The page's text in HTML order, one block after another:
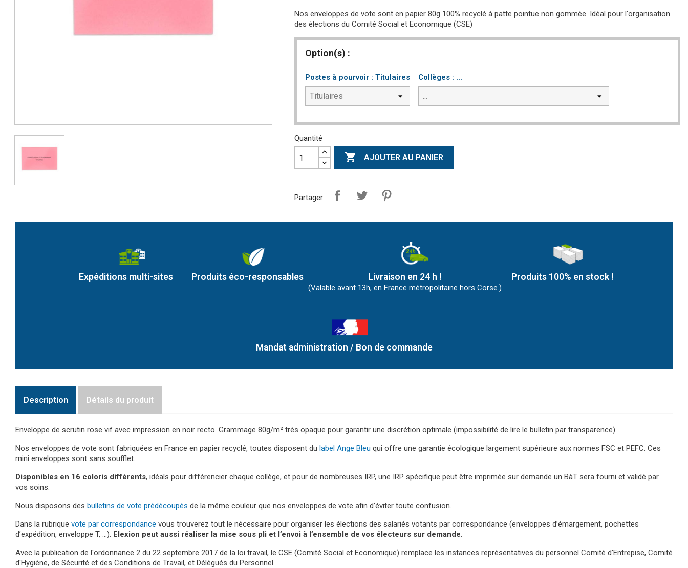
Nos enveloppes de vote sont en papier 80g 100% recyclé à patte pointue non gommée. Idéal pour l'organisation
des élections du Comité Social et Economique (CSE)
Option(s) :
Postes à pourvoir : Titulaires Collèges : ...
Quantité
 AJOUTER AU PANIER
Partager
Expéditions multi-sites Produits éco-responsables Livraison en 24 h !
(Valable avant 13h, en France métropolitaine hors Corse.)
Produits 100% en stock !
Mandat administration / Bon de commande
Description Détails du produit
Enveloppe de scrutin rose vif avec impression en noir recto. Grammage 80g/m² très opaque pour garantir une discrétion optimale (impossibilité de lire le bulletin par transparence).
Nos enveloppes de vote sont fabriquées en France en papier recyclé, toutes disposent du label Ange Bleu qui offre une garantie écologique largement supérieure aux normes FSC et PEFC. Ces
mini enveloppes sont sans soufflet.
Disponibles en 16 coloris différents, idéals pour différencier chaque collège, et pour de nombreuses IRP, une IRP spécifique peut être imprimée sur demande un BàT sera fourni et validé par
vos soins.
Nous disposons des bulletins de vote prédécoupés de la même couleur que nos enveloppes de vote afin d’éviter toute confusion.
Dans la rubrique vote par correspondance vous trouverez tout le nécessaire pour organiser les élections des salariés votants par correspondance (enveloppes d’émargement, pochettes
d’expédition, enveloppe T, …). Elexion peut aussi réaliser la mise sous pli et l’envoi à l’ensemble de vos électeurs sur demande.
Avec la publication de l'ordonnance 2 du 22 septembre 2017 de la loi travail, le CSE (Comité Social et Economique) remplace les instances représentatives du personnel Comité d'Entrepise, Comité
d'Hygiène, de Sécurité et des Conditions de Travail, et Délégués du Personnel.